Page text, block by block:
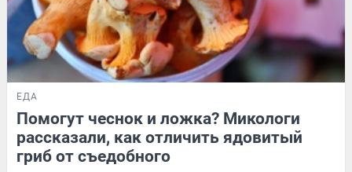
ЕДА
Помогут чеснок и ложка? Микологи
рассказали, как отличить ядовитый
гриб от съедобного